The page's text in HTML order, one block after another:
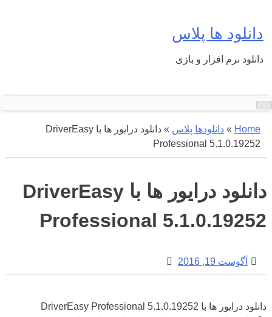
content
دانلود ها پلاس
دانلود نرم افزار و بازی
Home
» دانلودها پلاس »
دانلود درایور ها با DriverEasy
Professional 5.1.0.19252
دانلود درایور ها با DriverEasy
Professional 5.1.0.19252
آگوست 19, 2016
دانلود درایور ها با DriverEasy Professional 5.1.0.19252